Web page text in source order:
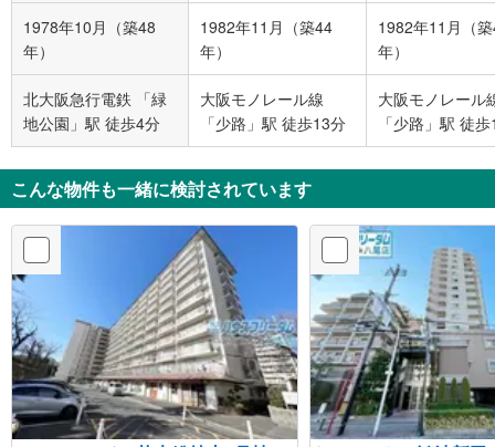
1978年10月（築48
年）
1982年11月（築44
年）
1982年11月（
年）
北大阪急行電鉄 「緑
地公園」駅 徒歩4分
大阪モノレール線
「少路」駅 徒歩13分
大阪モノレール
「少路」駅 徒
こんな物件も一緒に検討されています